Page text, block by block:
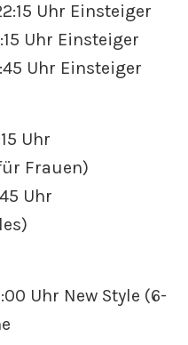
Uhr Einsteiger
Uhr Einsteiger
Uhr Einsteiger
Uhr
Frauen)
Uhr
Uhr New Style (6-